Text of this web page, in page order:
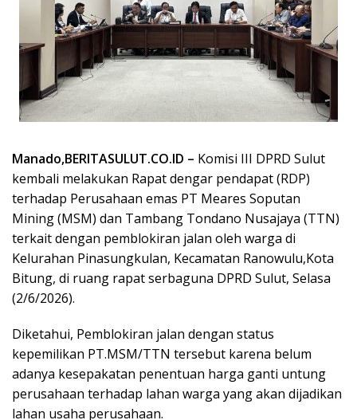
Manado,BERITASULUT.CO.ID – Komisi III DPRD Sulut
kembali melakukan Rapat dengar pendapat (RDP)
terhadap Perusahaan emas PT Meares Soputan
Mining (MSM) dan Tambang Tondano Nusajaya (TTN)
terkait dengan pemblokiran jalan oleh warga di
Kelurahan Pinasungkulan, Kecamatan Ranowulu,Kota
Bitung, di ruang rapat serbaguna DPRD Sulut, Selasa
(2/6/2026).
Diketahui, Pemblokiran jalan dengan status
kepemilikan PT.MSM/TTN tersebut karena belum
adanya kesepakatan penentuan harga ganti untung
perusahaan terhadap lahan warga yang akan dijadikan
lahan usaha perusahaan.